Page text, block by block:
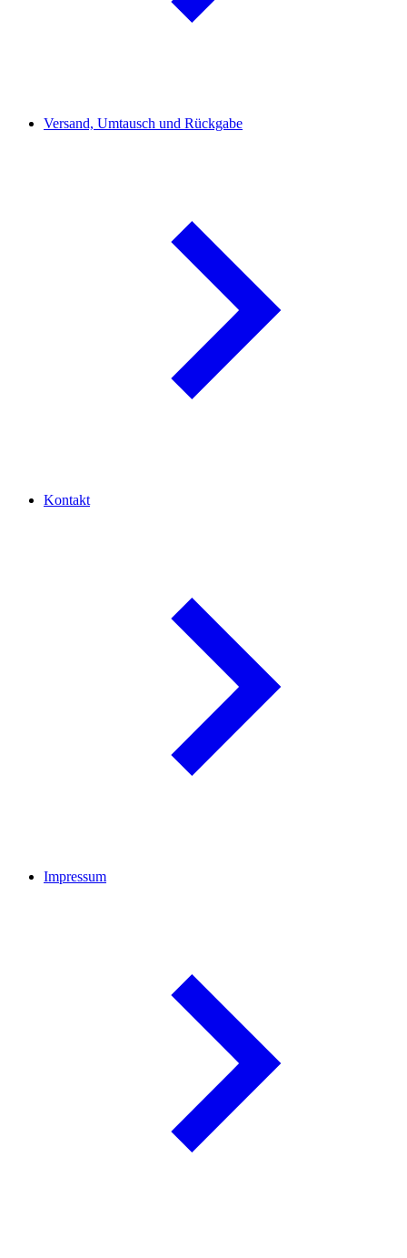
Versand, Umtausch und Rückgabe
Kontakt
Impressum